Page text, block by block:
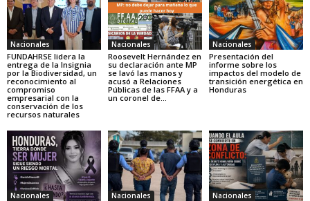
Nacionales
FUNDAHRSE lidera la
entrega de la Insignia
por la Biodiversidad, un
reconocimiento al
compromiso
empresarial con la
conservación de los
recursos naturales
Nacionales
Roosevelt Hernández en
su declaración ante MP
se lavó las manos y
acusó a Relaciones
Públicas de las FFAA y a
un coronel de...
Nacionales
Presentación del
informe sobre los
impactos del modelo de
transición energética en
Honduras
Nacionales Nacionales Nacionales